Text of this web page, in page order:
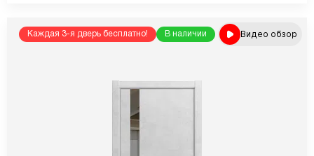
Каждая 3-я дверь бесплатно! В наличии Видео обзор